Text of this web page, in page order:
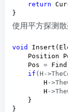
return
}
使用平方探测
void
Position
    Pos
=
if (H-
        H
-
        H
-
    }
}